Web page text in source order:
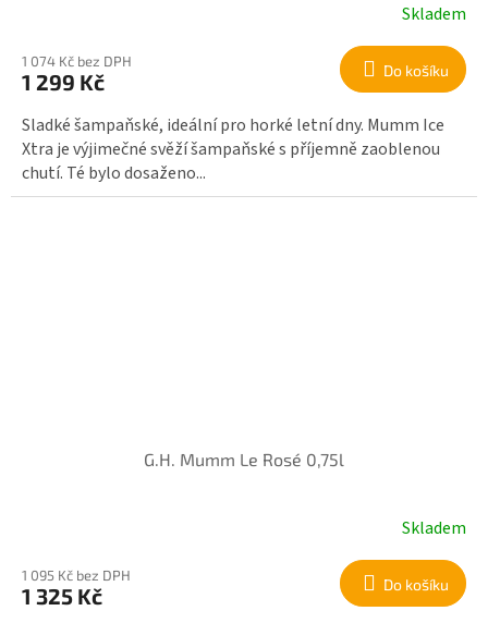
Skladem
1 074 Kč bez DPH
1 299 Kč Do košíku
Sladké šampaňské, ideální pro horké letní dny. Mumm Ice
Xtra je výjimečné svěží šampaňské s příjemně zaoblenou
chutí. Té bylo dosaženo...
G.H. Mumm Le Rosé 0,75l
Skladem
1 095 Kč bez DPH
1 325 Kč Do košíku